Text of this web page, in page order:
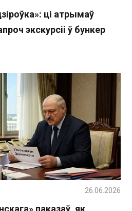
ці атрымаў
экскурсіі ў бункер
паказаў, як
26.06.2026